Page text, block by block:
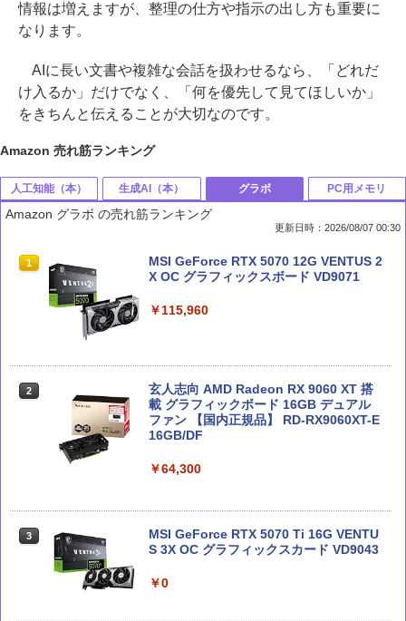
情報は増えますが、整理の仕方や指示の出し方も重要に
なります。
AIに長い文書や複雑な会話を扱わせるなら、「どれだ
け入るか」だけでなく、「何を優先して見てほしいか」
をきちんと伝えることが大切なのです。
Amazon 売れ筋ランキング
人工知能（本）
1
部下としてのAI 世界一流エンジニアの
進化術
￥1,870
2
深層学習教科書 ディープラーニング G検
定（ジェネラリスト）公式テキスト 第3
版 (EXAMPRESS)
軍事力、テクノロジーの未来
生成AI（本）
1
Claude 最強のAI自動化術 (AI仕事術シリ
ーズ)
￥2,640
2
Microsoft 365 Copilot踏み込み活用術
（できるビジネス）
￥2,200
ネラリスト問題集 第3版
グラボ
Amazon グラボ の売れ筋ランキング
更新日時：2026/08/07 00:30
1
MSI GeForce RTX 5070 12G VENTUS 2
X OC グラフィックスボード VD9071
￥115,960
2
玄人志向 AMD Radeon RX 9060 XT 搭
載 グラフィックボード 16GB デュアル
ファン 【国内正規品】 RD-RX9060XT-E
16GB/DF
￥64,300
3
MSI GeForce RTX 5070 Ti 16G VENTU
S 3X OC グラフィックスカード VD9043
￥0
PC用メモリ